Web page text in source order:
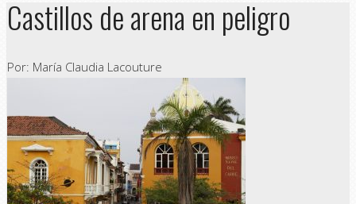
Castillos de arena en peligro
Por: María Claudia Lacouture